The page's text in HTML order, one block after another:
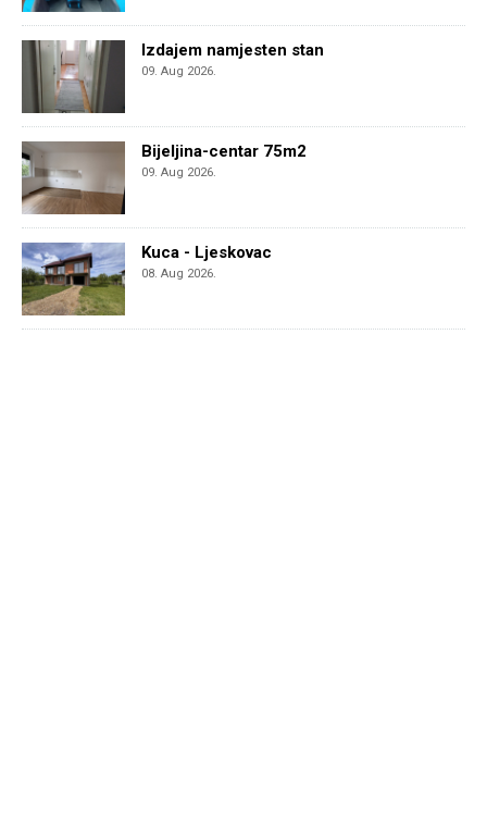
Izdajem namjesten stan
09. Aug 2026.
Bijeljina-centar 75m2
09. Aug 2026.
Kuca - Ljeskovac
08. Aug 2026.